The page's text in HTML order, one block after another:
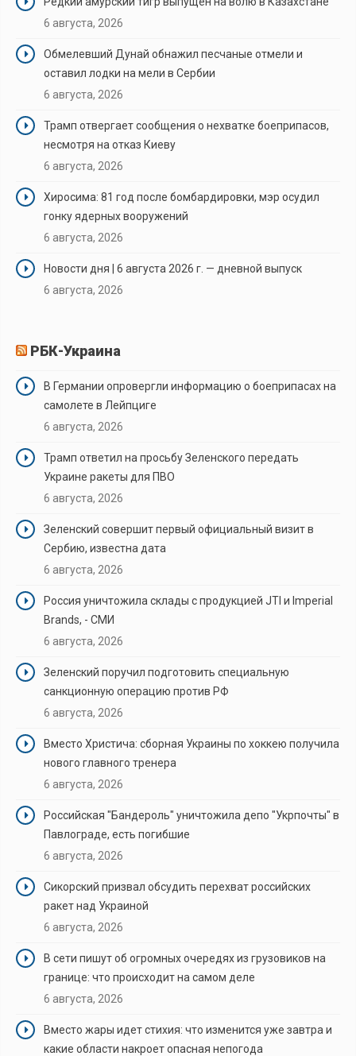
6 августа, 2026
Обмелевший Дунай обнажил песчаные отмели и
оставил лодки на мели в Сербии
6 августа, 2026
Трамп отвергает сообщения о нехватке боеприпасов,
несмотря на отказ Киеву
6 августа, 2026
Хиросима: 81 год после бомбардировки, мэр осудил
гонку ядерных вооружений
6 августа, 2026
Новости дня | 6 августа 2026 г. — дневной выпуск
6 августа, 2026
РБК-Украина
В Германии опровергли информацию о боеприпасах на
самолете в Лейпциге
6 августа, 2026
Трамп ответил на просьбу Зеленского передать
Украине ракеты для ПВО
6 августа, 2026
Зеленский совершит первый официальный визит в
Сербию, известна дата
6 августа, 2026
Россия уничтожила склады с продукцией JTI и Imperial
Brands, - СМИ
6 августа, 2026
Зеленский поручил подготовить специальную
санкционную операцию против РФ
6 августа, 2026
Вместо Христича: сборная Украины по хоккею получила
нового главного тренера
6 августа, 2026
Российская "Бандероль" уничтожила депо "Укрпочты" в
Павлограде, есть погибшие
6 августа, 2026
Сикорский призвал обсудить перехват российских
ракет над Украиной
6 августа, 2026
В сети пишут об огромных очередях из грузовиков на
границе: что происходит на самом деле
6 августа, 2026
Вместо жары идет стихия: что изменится уже завтра и
какие области накроет опасная непогода